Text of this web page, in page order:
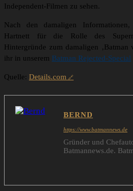
Independent-Filmen zu sehen.
Nach den damaligen
Hartnett für die Rolle des
Hintergründe zum damaligen ‚Batman
ihr in unserem Batman Rejected-Special
Quelle: Details.com
BERND
https://www.batmannews.de
Gründer und
Batmannews.de.